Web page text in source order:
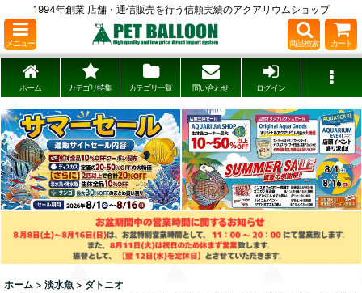
1994年創業 店舗・通信販売を行う信頼実績のアクアリウムショップ
メニュー 商品検索 カート
ホーム カテゴリ特集 カテゴリ一覧 問い合わせ ログイン
ホーム > 淡水魚 > ダトニオ